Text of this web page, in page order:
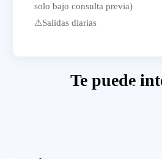
solo bajo consulta previa)
⚠Salidas diarias
Te puede